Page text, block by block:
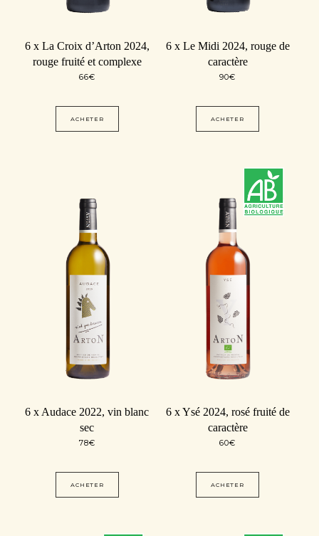
6 x La Croix d’Arton 2024,
rouge fruité et complexe
66€
ACHETER
6 x Le Midi 2024, rouge de
caractère
90€
ACHETER
6 x Audace 2022, vin blanc
sec
78€
ACHETER
6 x Ysé 2024, rosé fruité de
caractère
60€
ACHETER